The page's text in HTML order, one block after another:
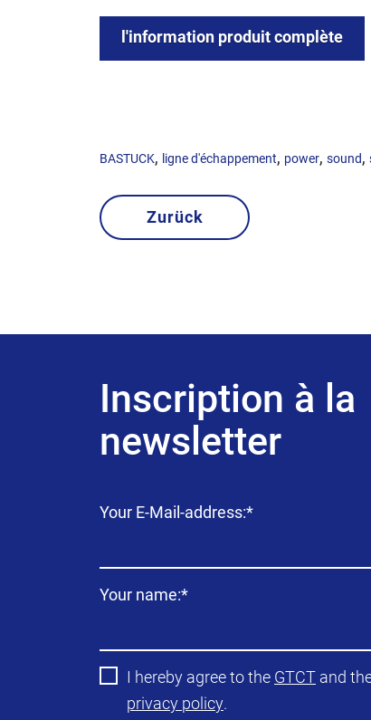
l'information produit complète
BASTUCK, ligne d'échappement, power, sound,
Zurück
Inscription à la
newsletter
Champ
Your E-Mail-address:*
Champ
Your name:*
I hereby agree to the GTCT and
privacy policy.